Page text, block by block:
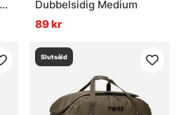
Dubbelsidig Medium
89 kr
Slutsåld